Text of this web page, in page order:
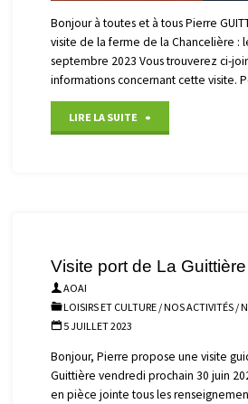
Bonjour à toutes et à tous Pierre
visite de la ferme de la Chancelière :
septembre 2023 Vous trouverez ci-
informations concernant cette visite.
LIRE LA SUITE "Ferme
Visite port de La Guittière
AOAI
LOISIRS ET CULTURE /NOS ACTIVITÉS /
5 JUILLET 2023
Bonjour, Pierre propose une visite
Guittière vendredi prochain 30 juin
en pièce jointe tous les